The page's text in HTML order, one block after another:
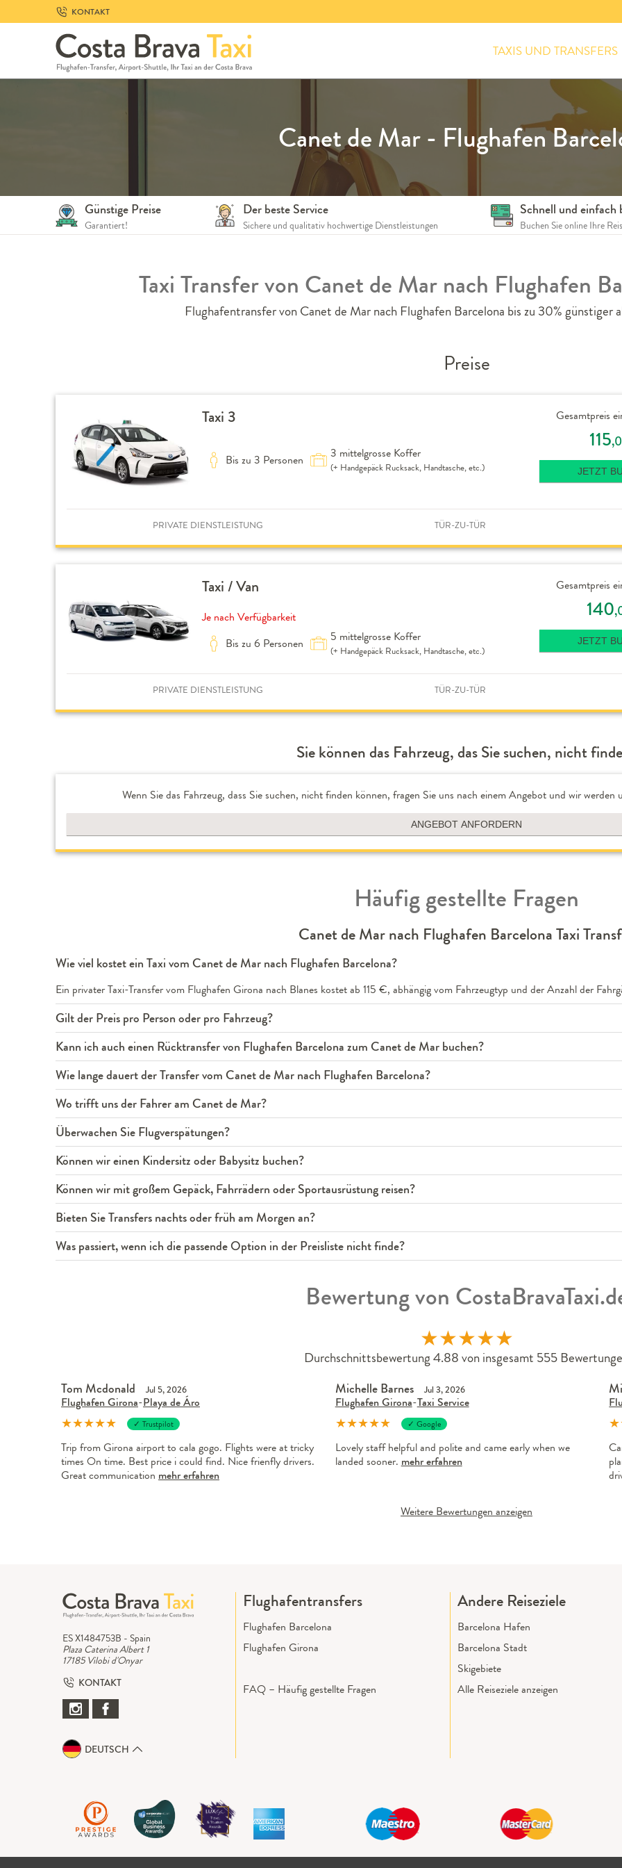
to
content
KONTAKT
TAXIS UND TRANSFERS
Günstige Preise
Garantiert!
Der beste Service
Sichere und qualitativ hochwertige Dienstleistungen
Schnell und einfach
Buchen Sie online Ihre
Canet de Mar - Flughafen
Taxi Transfer von Canet de Mar nach Flughafen
Flughafentransfer von Canet de Mar nach Flughafen Barcelona bis zu 30% günstiger
Preise
Taxi 3
Bis zu 3 Personen 3 mittelgrosse Koffer
(+ Handgepäck Rucksack, Handtasche, etc.)
Gesamtpreis
115
JETZT
PRIVATE DIENSTLEISTUNG TÜR-ZU-TÜR
Taxi / Van
Je nach Verfügbarkeit
Bis zu 6 Personen
5 mittelgrosse Koffer
(+ Handgepäck Rucksack, Handtasche, etc.)
Gesamtpreis
140
JETZT
PRIVATE DIENSTLEISTUNG TÜR-ZU-TÜR
Sie können das Fahrzeug, das Sie suchen, nicht
Wenn Sie das Fahrzeug, dass Sie suchen, nicht finden können, fragen Sie uns nach einem Angebot und wir
ANGEBOT ANFORDERN
Häufig gestellte Fragen
Canet de Mar nach Flughafen Barcelona Taxi
Wie viel kostet ein Taxi vom Canet de Mar nach Flughafen Barcelona?
Ein privater Taxi-Transfer vom Flughafen Girona nach Blanes kostet ab 115 €, abhängig vom Fahrzeugtyp und der Anzahl der
Gilt der Preis pro Person oder pro Fahrzeug?
Kann ich auch einen Rücktransfer von Flughafen Barcelona zum Canet de Mar buchen?
Wie lange dauert der Transfer vom Canet de Mar nach Flughafen Barcelona?
Wo trifft uns der Fahrer am Canet de Mar?
Überwachen Sie Flugverspätungen?
Können wir einen Kindersitz oder Babysitz buchen?
Können wir mit großem Gepäck, Fahrrädern oder Sportausrüstung reisen?
Bieten Sie Transfers nachts oder früh am Morgen an?
Was passiert, wenn ich die passende Option in der Preisliste nicht finde?
Bewertung von
★★★★★
Durchschnittsbewertung 4.88 von insgesamt 555
Tom Mcdonald Jul 5, 2026
Flughafen Girona-Playa de Áro
★★★★★ ✓ Trustpilot
Trip from Girona airport to cala gogo. Flights were at tricky
times On time. Best price i could find. Nice frienfly drivers.
Great communication mehr erfahren
Michelle Barnes Jul 3, 2026
Flughafen Girona-Taxi Service
★★★★★ ✓ Google
Lovely staff helpful and polite and came early when we
landed sooner. mehr erfahren
★
Weitere Bewertungen anzeigen
ES X1484753B - Spain
Plaza Caterina Albert 1
17185 Vilobi d'Onyar
KONTAKT
DEUTSCH
Flughafentransfers
Flughafen Barcelona
Flughafen Girona
FAQ – Häufig gestellte Fragen
Andere Reiseziele
Barcelona Hafen
Barcelona Stadt
Skigebiete
Alle Reiseziele anzeigen